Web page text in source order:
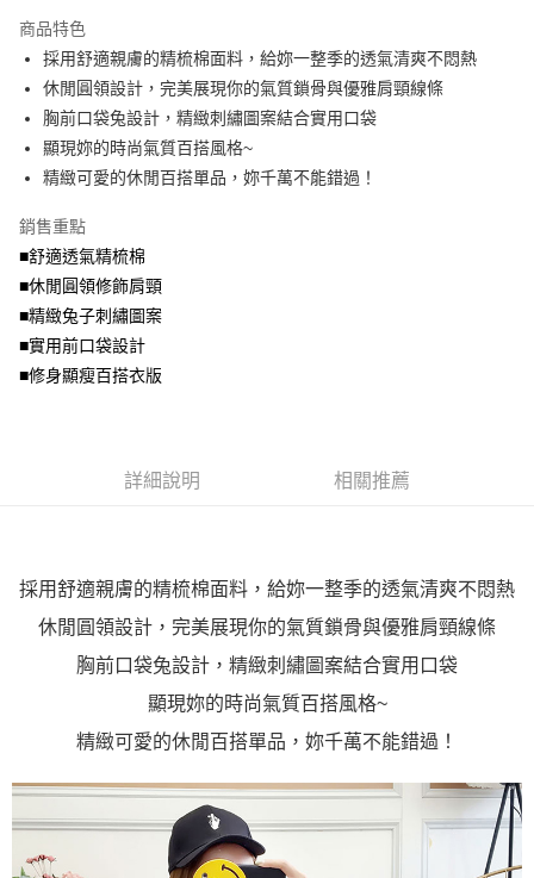
流程，驗證手機門號後，選擇欲分期的期數、繳款截止日，確認付款後即完
成交易。
3.實際核准額度、可分期數及費用金額請依後續交易確認頁面所載為準。
4.訂單成立30分鐘內，如未前往確認交易或遇審核未通過，訂單將自動取
法說明評估內容。
【繳款方式說明】
1.分期款項不併入電信帳單，「大哥付你分期」於每月結算日後寄送繳費提
醒簡訊。
帳／街口支付／iPASS MONEY」等通路繳費。
【注意事項】
1.本服務係由「台灣大哥大股份有限公司」（以下簡稱本公司）所提供，讓
用戶於交易時，得透過本服務購買商品或服務，並由商店將買賣／分期付款
買賣價金債權讓與本公司後，依約使用本公司帳單繳交帳款。
資料（包含姓名、電話或地址）提供予台灣大哥大進項蒐集、處理及利用，
【關於「AFTEE先享後付」】
AFTEE先享後付是「在收到商品之後才付款」的支付方式。 讓您購物簡單
便利好安心！
１．簡單：不需註冊會員、不需綁卡、不需儲值。
２．便利：只要手機號碼，簡訊認證，即可結帳。
３．安心：先確認商品／服務後，再付款。
【「AFTEE先享後付」結帳流程】
結帳頁面，進行簡訊認證並確認金額後，即可完成結帳。
３．收到繳費通知簡訊後14天內，點擊此簡訊中的連結，可透過四大超商／
ATM／網路銀行／等多元方式進行付款，方視為交易完成。
※ 請注意：結帳手續完成當下不需立刻繳費，但若您需要取消訂單，請聯絡
購買商品的店家。未經商家同意取消之訂單仍視為有效，需透過AFTEE先享
後付繳納相關費用。
※ 交易是否成功請以「AFTEE先享後付 」之結帳頁面顯示為準，若有關於
１．透過由恩沛科技股份有限公司提供之「AFTEE先享後付」服務完成之交
３．未成年的使用者請事先徵得法定代理人或監護人之同意方可使用
任。
時審查核予不同之上限額度；若仍有額度不足之情形，本公司將視審查結果
請求用戶進行身份認證。
５．嚴禁一人註冊多個帳號或使用他人資訊註冊。若發現惡意使用之情形，
恩沛科技股份有限公司將有權停止該用戶之使用額度並採取法律行動。
ATM付款
全家取貨付款
每筆NT$70，滿NT$699(含以上)免運費
付款後全家取貨
每筆NT$70，滿NT$699(含以上)免運費
7-11取貨付款
每筆NT$70，滿NT$799(含以上)免運費
付款後7-11取貨
每筆NT$100，滿NT$1,000(含以上)免運費
商品特色
採用舒適親膚的精梳棉面料，給妳一整季的透氣清爽不悶熱
休閒圓領設計，完美展現你的氣質鎖骨與優雅肩頸線條
胸前口袋兔設計，精緻刺繡圖案結合實用口袋
顯現妳的時尚氣質百搭風格~
精緻可愛的休閒百搭單品，妳千萬不能錯過！
銷售重點
■舒適透氣精梳棉
■休閒圓領修飾肩頸
■精緻兔子刺繡圖案
■實用前口袋設計
■修身顯瘦百搭衣版
詳細說明 相關推薦
採用舒適親膚的精梳棉面料，給妳一整季的透氣清爽不悶熱
休閒圓領設計，完美展現你的氣質鎖骨與優雅肩頸線條
胸前口袋兔設計，精緻刺繡圖案結合實用口袋
顯現妳的時尚氣質百搭風格~
精緻可愛的休閒百搭單品，妳千萬不能錯過！